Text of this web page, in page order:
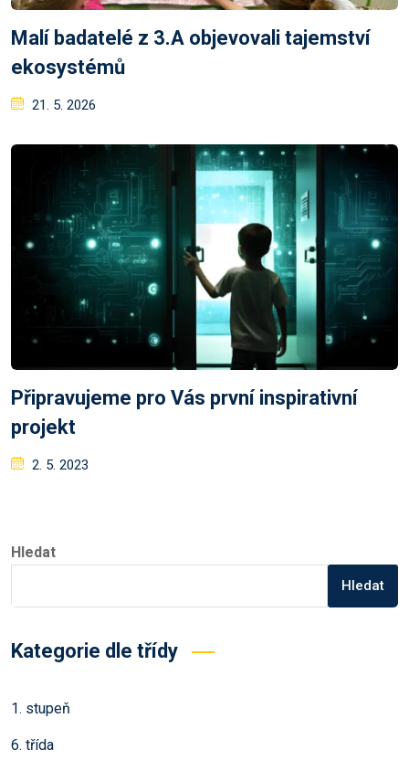
Malí badatelé z 3.A objevovali tajemství
ekosystémů
Posted
21. 5. 2026
Připravujeme pro Vás první inspirativní
projekt
Posted
2. 5. 2023
Hledat
Hledat
Kategorie dle třídy
1. stupeň
6. třída